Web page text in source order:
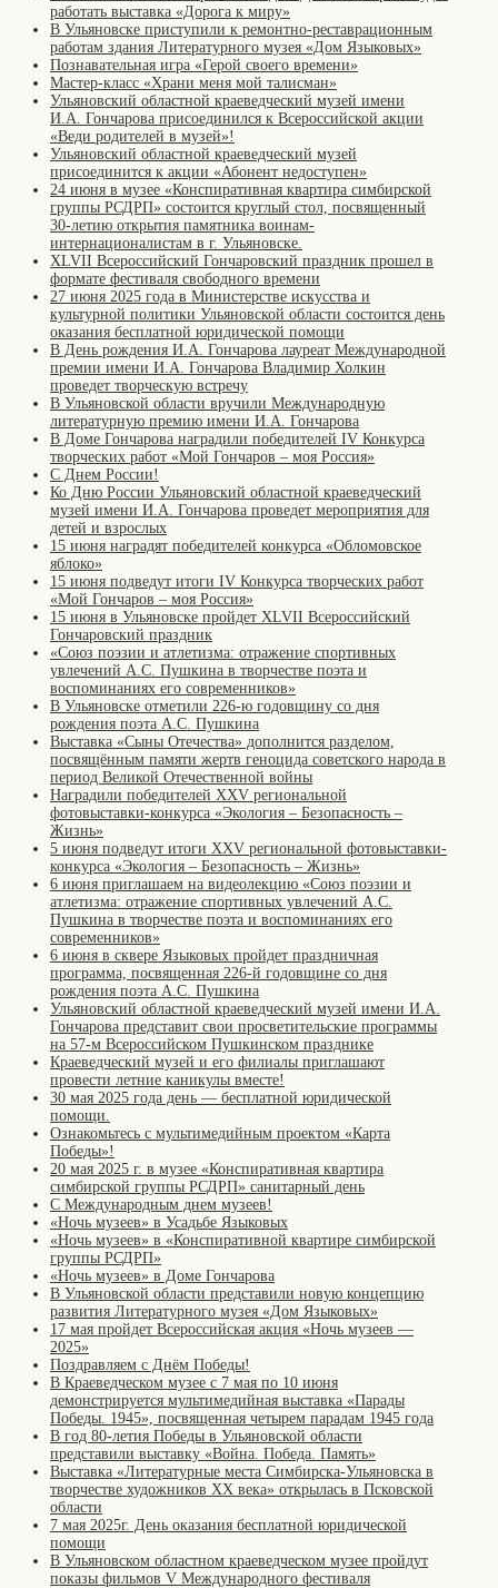
работать выставка «Дорога к миру»
В Ульяновске приступили к ремонтно-реставрационным
работам здания Литературного музея «Дом Языковых»
Познавательная игра «Герой своего времени»
Мастер-класс «Храни меня мой талисман»
Ульяновский областной краеведческий музей имени
И.А. Гончарова присоединился к Всероссийской акции
«Веди родителей в музей»!
Ульяновский областной краеведческий музей
присоединится к акции «Абонент недоступен»
24 июня в музее «Конспиративная квартира симбирской
группы РСДРП» состоится круглый стол, посвященный
30-летию открытия памятника воинам-
интернационалистам в г. Ульяновске.
XLVII Всероссийский Гончаровский праздник прошел в
формате фестиваля свободного времени
27 июня 2025 года в Министерстве искусства и
культурной политики Ульяновской области состоится день
оказания бесплатной юридической помощи
В День рождения И.А. Гончарова лауреат Международной
премии имени И.А. Гончарова Владимир Холкин
проведет творческую встречу
В Ульяновской области вручили Международную
литературную премию имени И.А. Гончарова
В Доме Гончарова наградили победителей IV Конкурса
творческих работ «Мой Гончаров – моя Россия»
С Днем России!
Ко Дню России Ульяновский областной краеведческий
музей имени И.А. Гончарова проведет мероприятия для
детей и взрослых
15 июня наградят победителей конкурса «Обломовское
яблоко»
15 июня подведут итоги IV Конкурса творческих работ
«Мой Гончаров – моя Россия»
15 июня в Ульяновске пройдет XLVII Всероссийский
Гончаровский праздник
«Союз поэзии и атлетизма: отражение спортивных
увлечений А.С. Пушкина в творчестве поэта и
воспоминаниях его современников»
В Ульяновске отметили 226-ю годовщину со дня
рождения поэта А.С. Пушкина
Выставка «Сыны Отечества» дополнится разделом,
посвящённым памяти жертв геноцида советского народа в
период Великой Отечественной войны
Наградили победителей XXV региональной
фотовыставки-конкурса «Экология – Безопасность –
Жизнь»
5 июня подведут итоги XXV региональной фотовыставки-
конкурса «Экология – Безопасность – Жизнь»
6 июня приглашаем на видеолекцию «Союз поэзии и
атлетизма: отражение спортивных увлечений А.С.
Пушкина в творчестве поэта и воспоминаниях его
современников»
6 июня в сквере Языковых пройдет праздничная
программа, посвященная 226-й годовщине со дня
рождения поэта А.С. Пушкина
Ульяновский областной краеведческий музей имени И.А.
Гончарова представит свои просветительские программы
на 57-м Всероссийском Пушкинском празднике
Краеведческий музей и его филиалы приглашают
провести летние каникулы вместе!
30 мая 2025 года день — бесплатной юридической
помощи.
Ознакомьтесь с мультимедийным проектом «Карта
Победы»!
20 мая 2025 г. в музее «Конспиративная квартира
симбирской группы РСДРП» санитарный день
С Международным днем музеев!
«Ночь музеев» в Усадьбе Языковых
«Ночь музеев» в «Конспиративной квартире симбирской
группы РСДРП»
«Ночь музеев» в Доме Гончарова
В Ульяновской области представили новую концепцию
развития Литературного музея «Дом Языковых»
17 мая пройдет Всероссийская акция «Ночь музеев —
2025»
Поздравляем с Днём Победы!
В Краеведческом музее с 7 мая по 10 июня
демонстрируется мультимедийная выставка «Парады
Победы. 1945», посвященная четырем парадам 1945 года
В год 80-летия Победы в Ульяновской области
представили выставку «Война. Победа. Память»
Выставка «Литературные места Симбирска-Ульяновска в
творчестве художников XX века» открылась в Псковской
области
7 мая 2025г. День оказания бесплатной юридической
помощи
В Ульяновском областном краеведческом музее пройдут
показы фильмов V Международного фестиваля